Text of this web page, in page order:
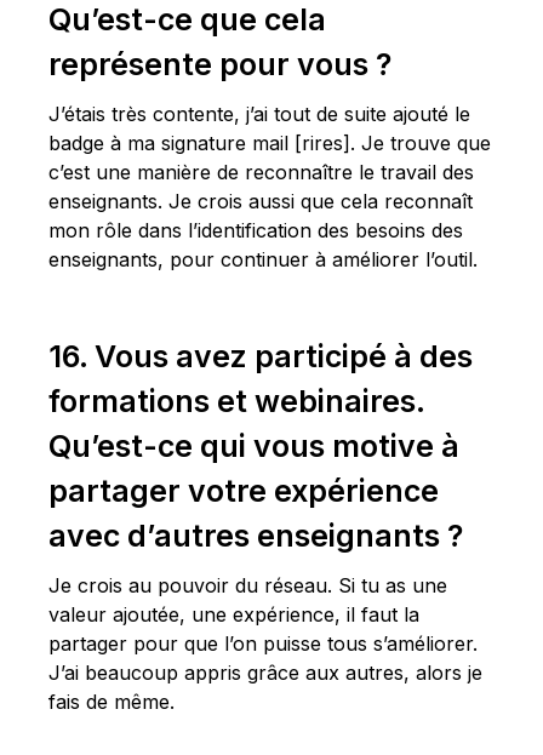
Qu’est-ce que cela
représente pour vous ?
J’étais très contente, j’ai tout de suite ajouté le
badge à ma signature mail [rires]. Je trouve que
c’est une manière de reconnaître le travail des
enseignants. Je crois aussi que cela reconnaît
mon rôle dans l’identification des besoins des
enseignants, pour continuer à améliorer l’outil.
16. Vous avez participé à des
formations et webinaires.
Qu’est-ce qui vous motive à
partager votre expérience
avec d’autres enseignants ?
Je crois au pouvoir du réseau. Si tu as une
valeur ajoutée, une expérience, il faut la
partager pour que l’on puisse tous s’améliorer.
J’ai beaucoup appris grâce aux autres, alors je
fais de même.